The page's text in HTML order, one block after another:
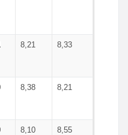
8,21 8,33
8,38 8,21
8,10 8,55